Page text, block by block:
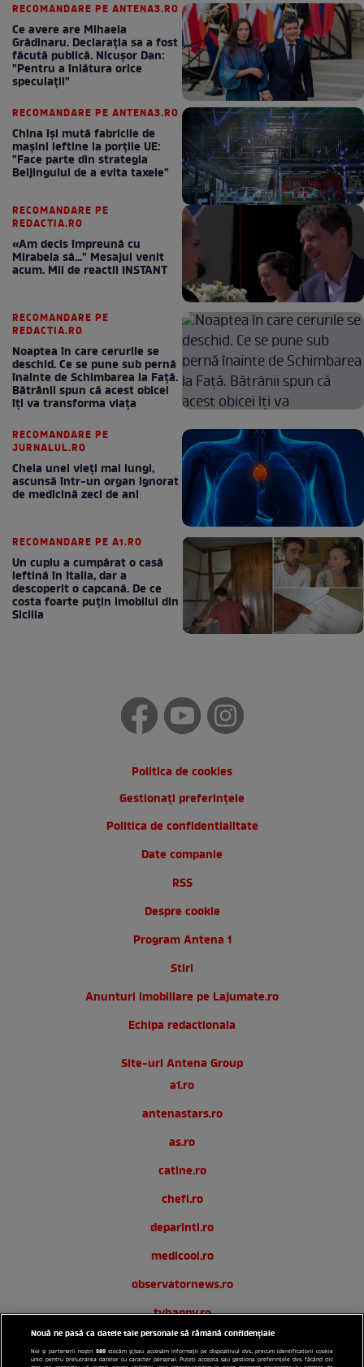
RECOMANDARE PE ANTENA3.RO
Ce avere are Mihaela
Grădinaru. Declarația sa a fost
făcută publică. Nicușor Dan:
"Pentru a înlătura orice
speculații"
RECOMANDARE PE ANTENA3.RO
China își mută fabricile de
mașini ieftine la porțile UE:
"Face parte din strategia
Beijingului de a evita taxele"
RECOMANDARE PE
REDACTIA.RO
«Am decis împreună cu
Mirabela să..." Mesajul venit
acum. Mii de reactii INSTANT
RECOMANDARE PE
REDACTIA.RO
Noaptea în care cerurile se
deschid. Ce se pune sub pernă
înainte de Schimbarea la Față.
Bătrânii spun că acest obicei
îți va transforma viața
RECOMANDARE PE
JURNALUL.RO
Cheia unei vieți mai lungi,
ascunsă într-un organ ignorat
de medicină zeci de ani
RECOMANDARE PE A1.RO
Un cuplu a cumpărat o casă
ieftină în Italia, dar a
descoperit o capcană. De ce
costa foarte puțin imobilul din
Sicilia
Politica de cookies
Gestionați preferințele
Politica de confidentialitate
Date companie
RSS
Despre cookie
Program Antena 1
Stiri
Anunturi imobiliare pe Lajumate.ro
Echipa redactionala
Site-uri Antena Group
a1.ro
antenastars.ro
as.ro
catine.ro
chefi.ro
deparinti.ro
medicool.ro
observatornews.ro
tvhappy.ro
useit.ro
Nouă ne pasă ca datele tale personale să rămână confidențiale
Noi și partenerii noștri589 stocăm și/sau accesăm informații pe dispozitivul dvs., precum identificatorii cookie
unici pentru prelucrarea datelor cu caracter personal. Puteți accepta sau gestiona preferințele dvs. făcând clic